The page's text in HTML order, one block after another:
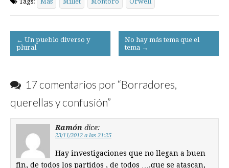
Post
navigation
← Un pueblo diverso y
plural
No hay más tema que el
tema →
17 comentarios por “Borradores,
querellas y confusión”
Ramón dice:
23/11/2012 a las 21:25
Hay investigaciones que no llegan a buen
fin, de todos los partidos , de todos ….que se atascan,